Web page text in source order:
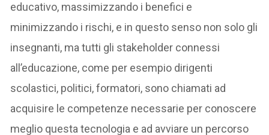
educativo, massimizzando i benefici e
minimizzando i rischi, e in questo senso non solo gli
insegnanti, ma tutti gli stakeholder connessi
all’educazione, come per esempio dirigenti
scolastici, politici, formatori, sono chiamati ad
acquisire le competenze necessarie per conoscere
meglio questa tecnologia e ad avviare un percorso